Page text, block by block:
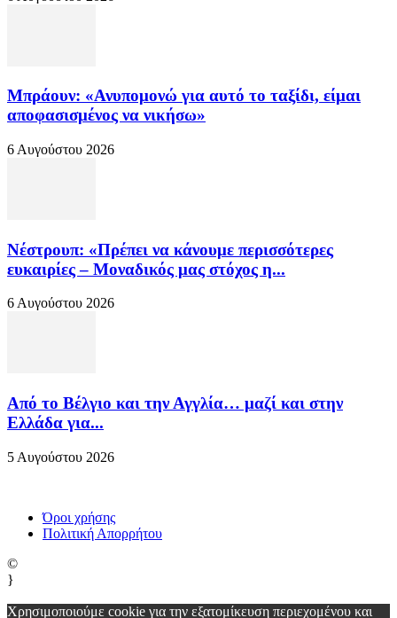
Μπράουν: «Ανυπομονώ για αυτό το ταξίδι, είμαι
αποφασισμένος να νικήσω»
6 Αυγούστου 2026
Νέστρουπ: «Πρέπει να κάνουμε περισσότερες
ευκαιρίες – Μοναδικός μας στόχος η...
6 Αυγούστου 2026
Από το Βέλγιο και την Αγγλία… μαζί και στην
Ελλάδα για...
5 Αυγούστου 2026
Όροι χρήσης
Πολιτική Απορρήτου
©
}
Χρησιμοποιούμε cookie για την εξατομίκευση περιεχομένου και